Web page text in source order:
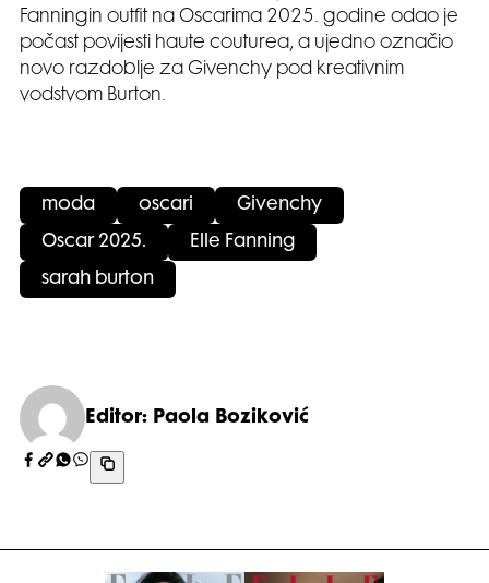
Fanningin outfit na Oscarima 2025. godine odao je
počast povijesti haute couturea, a ujedno označio
novo razdoblje za Givenchy pod kreativnim
vodstvom Burton.
moda oscari Givenchy
Oscar 2025. Elle Fanning
sarah burton
Editor: Paola Boziković